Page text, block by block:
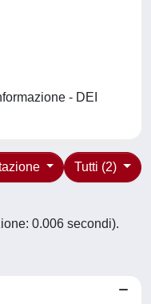
- DEI
Tutti (2)
0.006 secondi).